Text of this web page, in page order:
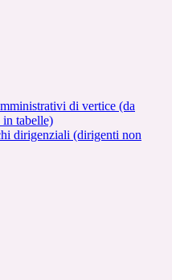
di vertice (da
in tabelle)
dirigenziali (dirigenti non